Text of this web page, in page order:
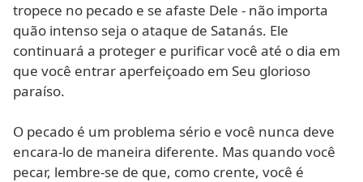
tropece no pecado e se afaste Dele - não importa
quão intenso seja o ataque de Satanás. Ele
continuará a proteger e purificar você até o dia em
que você entrar aperfeiçoado em Seu glorioso
paraíso.
O pecado é um problema sério e você nunca deve
encara-lo de maneira diferente. Mas quando você
pecar, lembre-se de que, como crente, você é